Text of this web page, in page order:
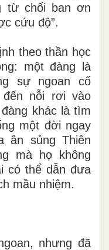
từ chối ban ơn
cứu độ”.
theo thần học
một đàng là
sự ngoan cố
đến nỗi rơi vào
khác là tìm
một đời ngay
ân sủng Thiên
mà họ không
có thể dẫn đưa
mầu nhiệm.
nhưng đã